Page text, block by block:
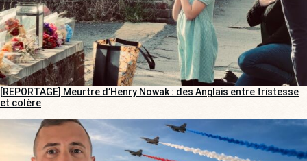
[REPORTAGE] Meurtre d’Henry Nowak : des Anglais entre tristesse
et colère